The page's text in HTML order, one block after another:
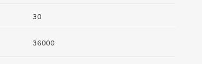
30
36000